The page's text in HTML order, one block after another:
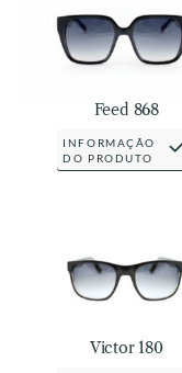
Feed 868
INFORMAÇÃO
DO PRODUTO
Victor 180